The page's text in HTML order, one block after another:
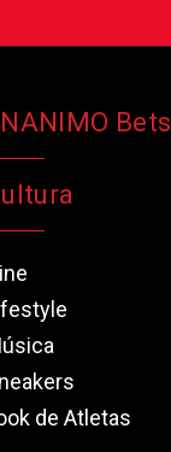
Bets
de Atletas